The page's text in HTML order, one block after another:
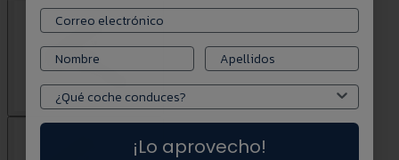
¡Lo aprovecho!